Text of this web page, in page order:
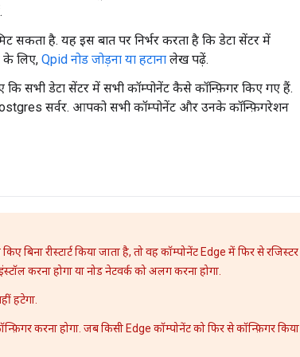
सकता है. यह इस बात पर निर्भर करता है कि डेटा सेंटर में
के लिए, Qpid नोड जोड़ना या हटाना लेख पढ़ें.
सभी डेटा सेंटर में सभी कॉम्पोनेंट कैसे कॉन्फ़िगर किए गए हैं.
सर्वर. आपको सभी कॉम्पोनेंट और उनके कॉन्फ़िगरेशन
बिना रीस्टार्ट किया जाता है, तो वह कॉम्पोनेंट Edge में फिर से रजिस्टर
करना होगा या नोड नेटवर्क को अलग करना होगा.
हटेगा.
करना होगा. जब किसी Edge कॉम्पोनेंट को फिर से कॉन्फ़िगर किया